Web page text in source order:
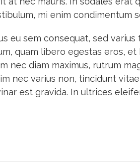
mi enim condimentum
eu sem consequat, sed
quam libero egestas eros,
nec diam maximus, rutrum
nec varius non, tincidunt
est gravida. In ultrices